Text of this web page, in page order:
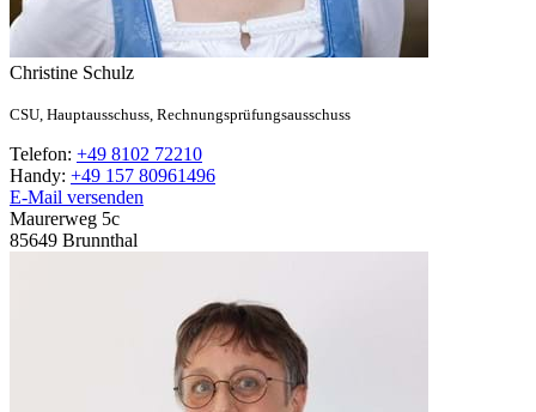
Christine Schulz
CSU, Hauptausschuss, Rechnungsprüfungsausschuss
Telefon: +49 8102 72210
Handy: +49 157 80961496
E-Mail versenden
Maurerweg 5c
85649 Brunnthal